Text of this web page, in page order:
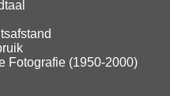
Fotografie (1950-2000)